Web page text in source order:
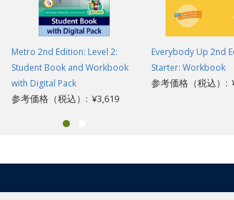
Metro 2nd Edition: Level 2:
Student Book and Workbook
with Digital Pack
参考価格（税込）: ¥3,619
Everybody Up 2nd
Starter: Workbook
参考価格（税込）: